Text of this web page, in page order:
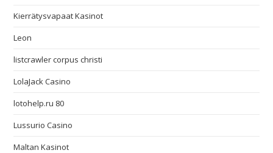
Kierrätysvapaat Kasinot
Leon
listcrawler corpus christi
LolaJack Casino
lotohelp.ru 80
Lussurio Casino
Maltan Kasinot